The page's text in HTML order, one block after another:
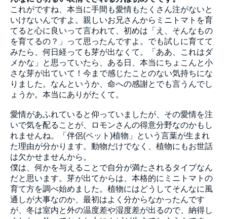
これがですね、本当に手間も愛情もたくさん注がないと
いけないんですよ。親しいお兄さんからミニトマトを育
てると心に良いって言われて、初めは「え、そんなもの
を育てるの？」って思ったんですよ。でも試しに育てて
みたら、何日経っても芽が出なくて。「ああ、これはダ
メかな」と思っていたら、ある日、本当にちょこんと小
さな芽が出ていて！今まで感じたことのない気持ちにな
りました。なんというか、命への感謝とでも言うんでし
ょうか。本当にありがたくて。
愛情があふれていると仰っていましたが、その愛情を注
いで気を配ることが、ロモンさんの得意分野なのかもし
れませんね。「伴侶(ペット)植物」という言葉が生まれ
た理由が分かります。動物だけでなく、植物にもお世話
は欠かせませんから。
僕は、何かを与えることで自分が満たされるタイプなん
だと思います。芽が出てからは、本格的にミニトマトの
育て方を調べ始めました。植物にはどうしてそんなに風
通しが大事なのか、最初はよく分からなかったんです
が、冬は室内と外の温度差や湿度差が出るので、納得し